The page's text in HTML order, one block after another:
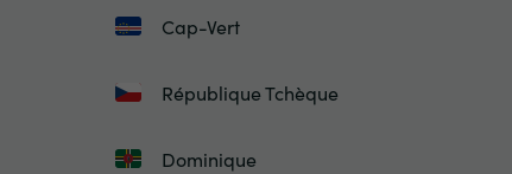
Cap-Vert
République Tchèque
Dominique